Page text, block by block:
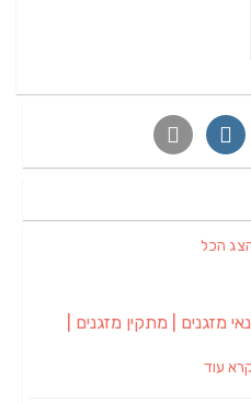
הכל
מזגנים | מתקין מזגנים |
עוד